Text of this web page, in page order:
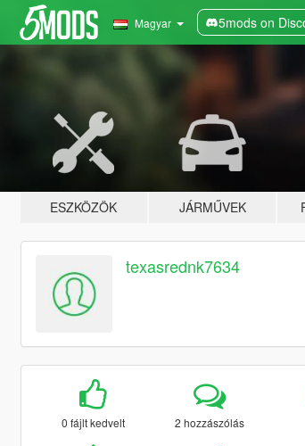
Magyar 5mods on
ESZKÖZÖK JÁRMŰVEK
texasrednk7634
0 fájlt kedvelt 2 hozzászólás